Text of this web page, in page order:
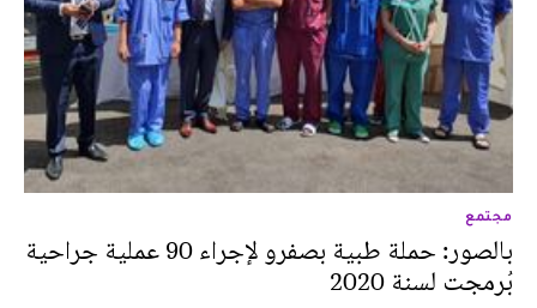
مجتمع
بالصور: حملة طبية بصفرو لإجراء 90 عملية جراحية
بُرمجت لسنة 2020